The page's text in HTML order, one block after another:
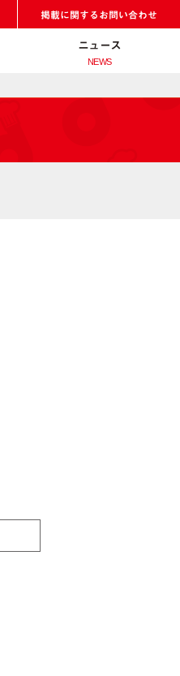
ニュース
NEWS
掲載に関するお問い合わせ